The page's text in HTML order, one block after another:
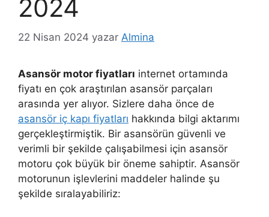
2024
22 Nisan 2024 yazar Almina
Asansör motor fiyatları internet ortamında
fiyatı en çok araştırılan asansör parçaları
arasında yer alıyor. Sizlere daha önce de
asansör iç kapı fiyatları hakkında bilgi aktarımı
gerçekleştirmiştik. Bir asansörün güvenli ve
verimli bir şekilde çalışabilmesi için asansör
motoru çok büyük bir öneme sahiptir. Asansör
motorunun işlevlerini maddeler halinde şu
şekilde sıralayabiliriz: